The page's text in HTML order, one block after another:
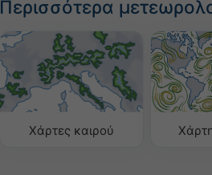
Περισσότερα
Χάρτες καιρού